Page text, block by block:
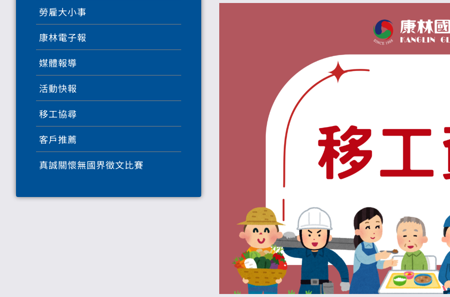
勞雇大小事
康林電子報
媒體報導
活動快報
移工協尋
客戶推薦
真誠關懷無國界徵文比賽